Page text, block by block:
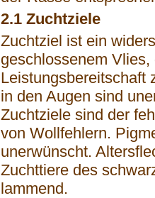
2.1 Zuchtziele
Zuchtziel ist ein
geschlossenem
Leistungsbereitschaft
in den Augen sind
Zuchtziele sind der
von Wollfehlern.
unerwünscht.
Zuchttiere des
lammend.